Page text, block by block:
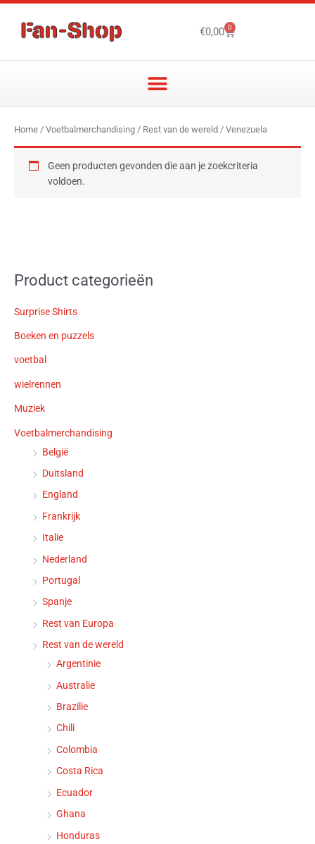
Ga
€0,00 0
Winkelwagen
Home / Voetbalmerchandising / Rest van de wereld / Venezuela
Geen producten gevonden die aan je zoekcriteria
voldoen.
Product categorieën
Surprise Shirts
Boeken en puzzels
voetbal
wielrennen
Muziek
Voetbalmerchandising
België
Duitsland
England
Frankrijk
Italie
Nederland
Portugal
Spanje
Rest van Europa
Rest van de wereld
Argentinie
Australie
Brazilie
Chili
Colombia
Costa Rica
Ecuador
Ghana
Honduras